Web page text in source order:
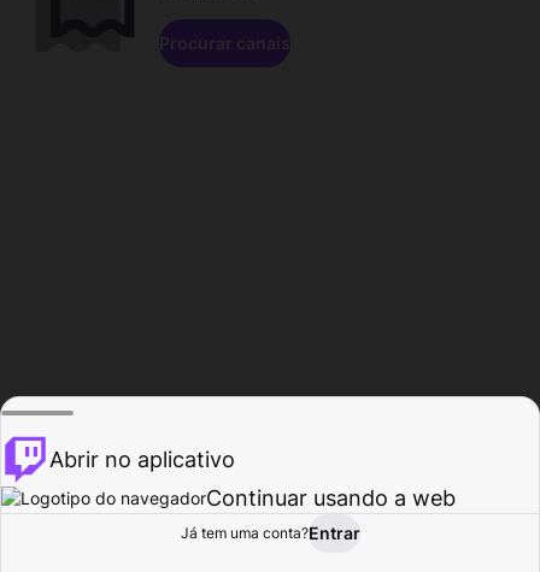
Procurar Atividade
Procurar canais
Abrir no aplicativo
Continuar usando a web
Já tem uma conta?Entrar